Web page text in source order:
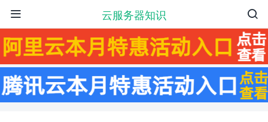
云服务器知识 
